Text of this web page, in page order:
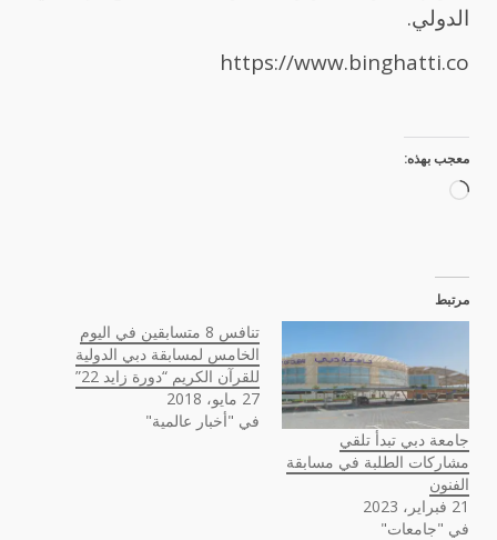
الدولي.
https://www.binghatti.co
معجب بهذه:
جاري
مرتبط
جامعة دبي تبدأ تلقي
مشاركات الطلبة في مسابقة
الفنون
21 فبراير، 2023
في "جامعات"
تنافس 8 متسابقين في اليوم
الخامس لمسابقة دبي الدولية
للقرآن الكريم “دورة زايد 22”
27 مايو، 2018
في "أخبار عالمية"